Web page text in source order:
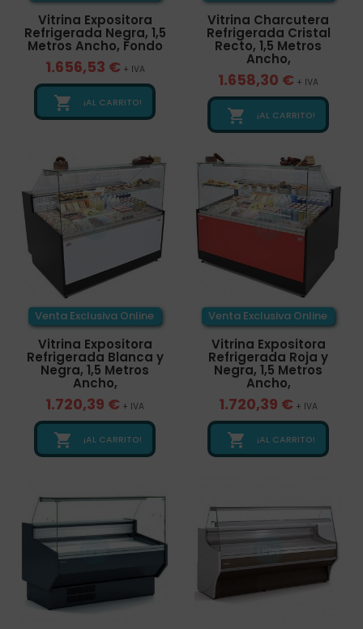
Vitrina Expositora
Refrigerada Negra, 1,5
Metros Ancho, Fondo
1.656,53 € + IVA
 ¡AL CARRITO!
Vitrina Charcutera
Refrigerada Cristal
Recto, 1,5 Metros
Ancho,
1.658,30 € + IVA
 ¡AL CARRITO!
Venta Exclusiva Online
Vitrina Expositora
Refrigerada Blanca y
Negra, 1,5 Metros
Ancho,
1.720,39 € + IVA
 ¡AL CARRITO!
Venta Exclusiva Online
Vitrina Expositora
Refrigerada Roja y
Negra, 1,5 Metros
Ancho,
1.720,39 € + IVA
 ¡AL CARRITO!